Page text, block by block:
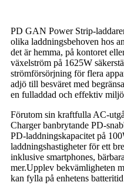
PD GAN Power Strip-
olika laddningsbehoven hos
det är hemma, på kontoret
växelström på 1625W
strömförsörjning för flera
adjö till besväret med
en fulladdad och effektiv
Förutom sin kraftfulla AC-
Charger banbrytande PD-
PD-laddningskapacitet på
laddningshastigheter för ett
inklusive smartphones,
mer.Upplev bekvämligheten
kan fylla på enhetens